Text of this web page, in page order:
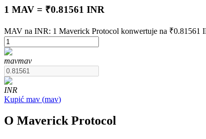
Kontrakty futures wykorzystujące USDT jako
1 MAV = ₹0.81561 INR
MAV na INR: 1 Maverick Protocol konwertuje na ₹0.81561
mavmav
INR
Kupić mav (mav)
O Maverick Protocol